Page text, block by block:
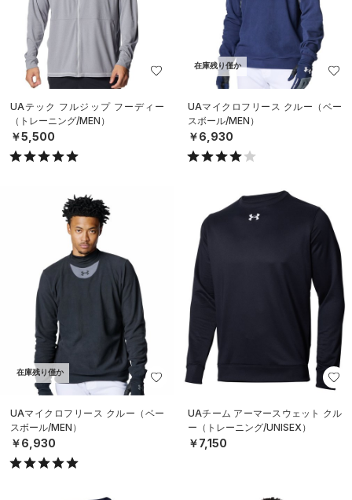
UAテック フルジップ フーディー
（トレーニング/MEN）
￥5,500
在庫残り僅か
UAマイクロフリース クルー（ベー
スボール/MEN）
￥6,930
在庫残り僅か
UAマイクロフリース クルー（ベー
スボール/MEN）
￥6,930
UAチーム アーマースウェット クル
ー（トレーニング/UNISEX）
￥7,150